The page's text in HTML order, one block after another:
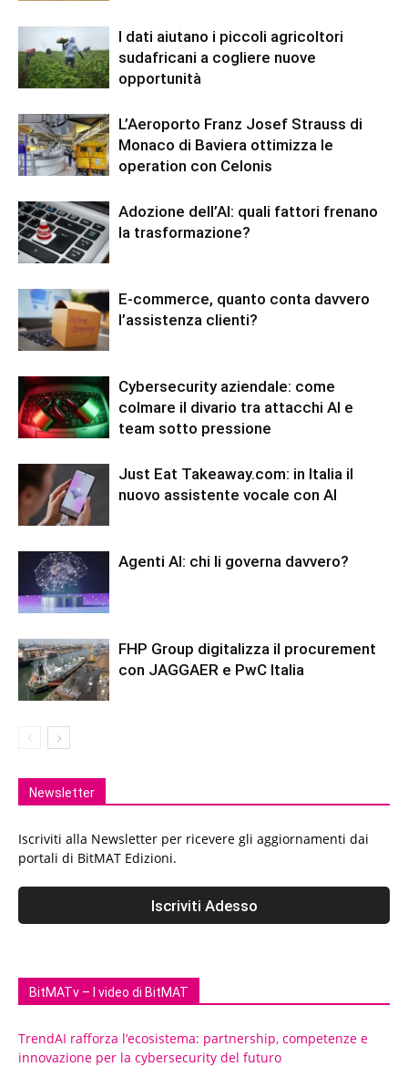
I dati aiutano i piccoli agricoltori
sudafricani a cogliere nuove
opportunità
L’Aeroporto Franz Josef Strauss di
Monaco di Baviera ottimizza le
operation con Celonis
Adozione dell’AI: quali fattori frenano
la trasformazione?
E-commerce, quanto conta davvero
l’assistenza clienti?
Cybersecurity aziendale: come
colmare il divario tra attacchi AI e
team sotto pressione
Just Eat Takeaway.com: in Italia il
nuovo assistente vocale con AI
Agenti AI: chi li governa davvero?
FHP Group digitalizza il procurement
con JAGGAER e PwC Italia
Newsletter
Iscriviti alla Newsletter per ricevere gli aggiornamenti dai
portali di BitMAT Edizioni.
BitMATv – I video di BitMAT
TrendAI rafforza l’ecosistema: partnership, competenze e
innovazione per la cybersecurity del futuro